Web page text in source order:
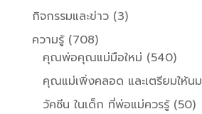
กิจกรรมและข่าว(3)
ความรู้(708)
คุณพ่อคุณแม่มือใหม่ (540)
คุณแม่เพิ่งคลอด และเตรียมให้นม
วัคซีน ในเด็ก ที่พ่อแม่ควรรู้(50)